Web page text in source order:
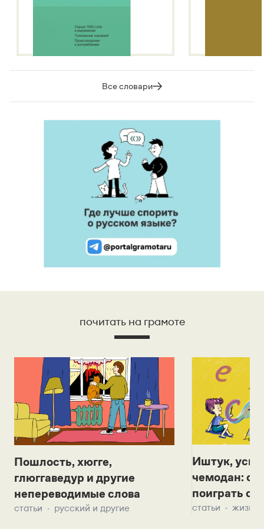
Все словари
почитать на грамоте
Пошлость, хюгге,
глюггаведур и другие
непереводимые слова
статьи русский и другие
Иштук,
чемодан:
поиграть с
статьи жизнь